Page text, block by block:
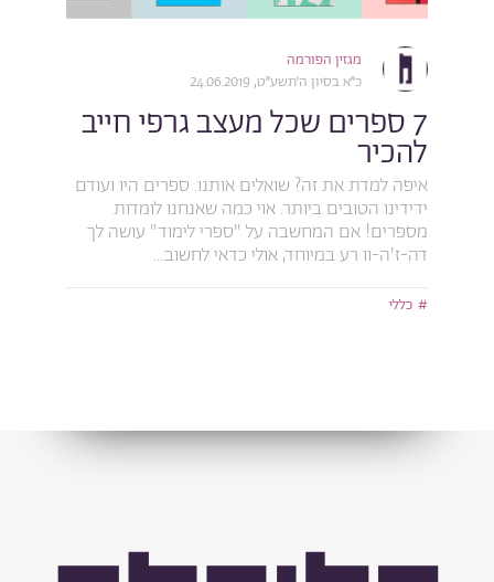
מגזין הפורמה
כ״א בסיון ה׳תשע״ט, 24.06.2019
7 ספרים שכל מעצב גרפי חייב
להכיר
איפה למדת את זה? שואלים אותנו. ספרים היו ועודם
ידידינו הטובים ביותר. אוי כמה שאנחנו לומדות
מספרים! אם המחשבה על "ספרי לימוד" עושה לך
דה-ז'ה-וו רע במיוחד, אולי כדאי לחשוב...
כללי